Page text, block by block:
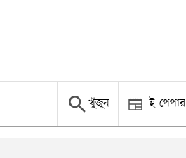
খুঁজুন ই-পেপার